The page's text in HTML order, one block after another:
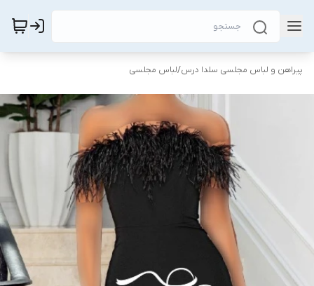
پیراهن و لباس مجلسی سلدا درس/لباس مجلسی